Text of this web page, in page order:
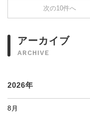
次の10件へ
アーカイブ
ARCHIVE
2026年
8月